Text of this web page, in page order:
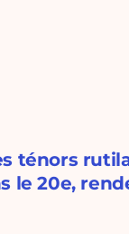
ténors
le 20e,